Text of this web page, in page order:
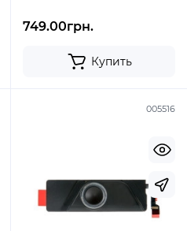
749.00грн.
Купить
005516